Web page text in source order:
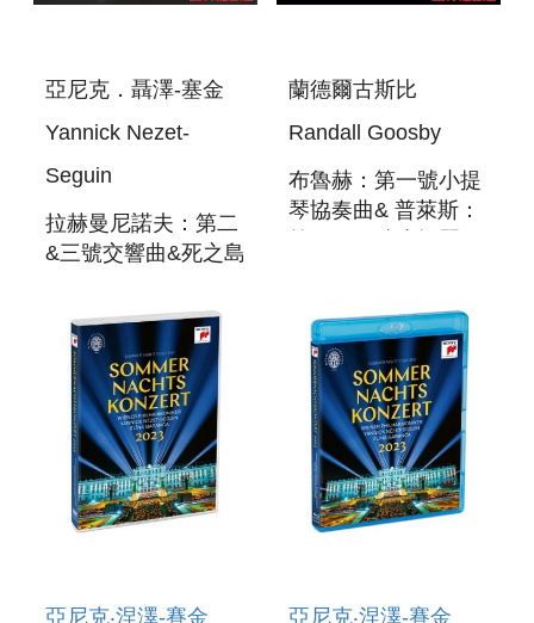
亞尼克．聶澤-塞金
Yannick Nezet-
Seguin
拉赫曼尼諾夫：第二
&三號交響曲&死之島
RACHMANINOFF :
SYMPHONIES
NOS, 2 & 3
蘭德爾古斯比
Randall Goosby
布魯赫：第一號小提
琴協奏曲& 普萊斯：
VIOLIN
CONCERTOS
亞尼克‧涅澤-賽金 亞尼克‧涅澤-賽金